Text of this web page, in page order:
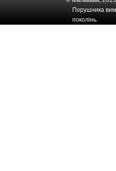
Порушника
поколінь.